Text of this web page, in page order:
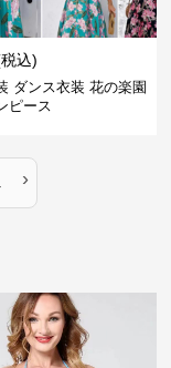
込)
ダンス衣装 花の楽園
ピース
›